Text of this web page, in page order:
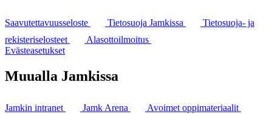
Saavutettavuusseloste Tietosuoja Jamkissa
Tietosuoja- ja
rekisteriselosteet
Alasottoilmoitus
Evästeasetukset
Muualla Jamkissa
Jamkin intranet Jamk Arena
Avoimet oppimateriaalit